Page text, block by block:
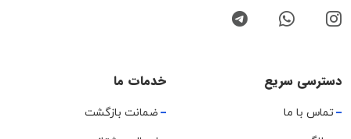
دسترسی سریع
تماس با ما
خدمات ما
ضمانت بازگشت